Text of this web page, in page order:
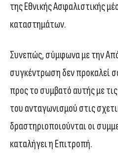
της Εθνικής Ασφαλιστικής
καταστημάτων.
Συνεπώς, σύμφωνα με την
συγκέντρωση δεν προκαλεί
προς το συμβατό αυτής με
του ανταγωνισμού στις
δραστηριοποιούνται οι
καταλήγει η Επιτροπή.